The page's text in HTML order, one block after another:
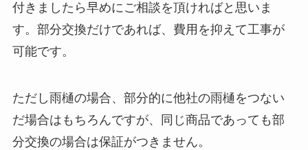
付きましたら早めにご相談を頂ければと思いま
す。部分交換だけであれば、費用を抑えて工事が
可能です。
ただし雨樋の場合、部分的に他社の雨樋をつない
だ場合はもちろんですが、同じ商品であっても部
分交換の場合は保証がつきません。